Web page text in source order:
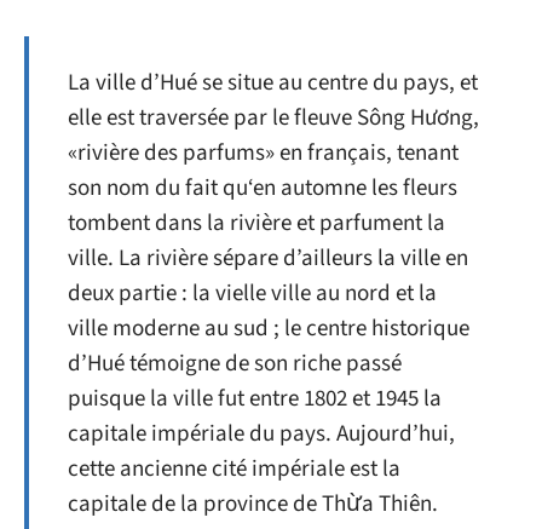
La ville d’Hué se situe au centre du pays, et
elle est traversée par le fleuve Sông Hương,
«rivière des parfums» en français, tenant
son nom du fait qu‘en automne les fleurs
tombent dans la rivière et parfument la
ville. La rivière sépare d’ailleurs la ville en
deux partie : la vielle ville au nord et la
ville moderne au sud ; le centre historique
d’Hué témoigne de son riche passé
puisque la ville fut entre 1802 et 1945 la
capitale impériale du pays. Aujourd’hui,
cette ancienne cité impériale est la
capitale de la province de Thừa Thiên.